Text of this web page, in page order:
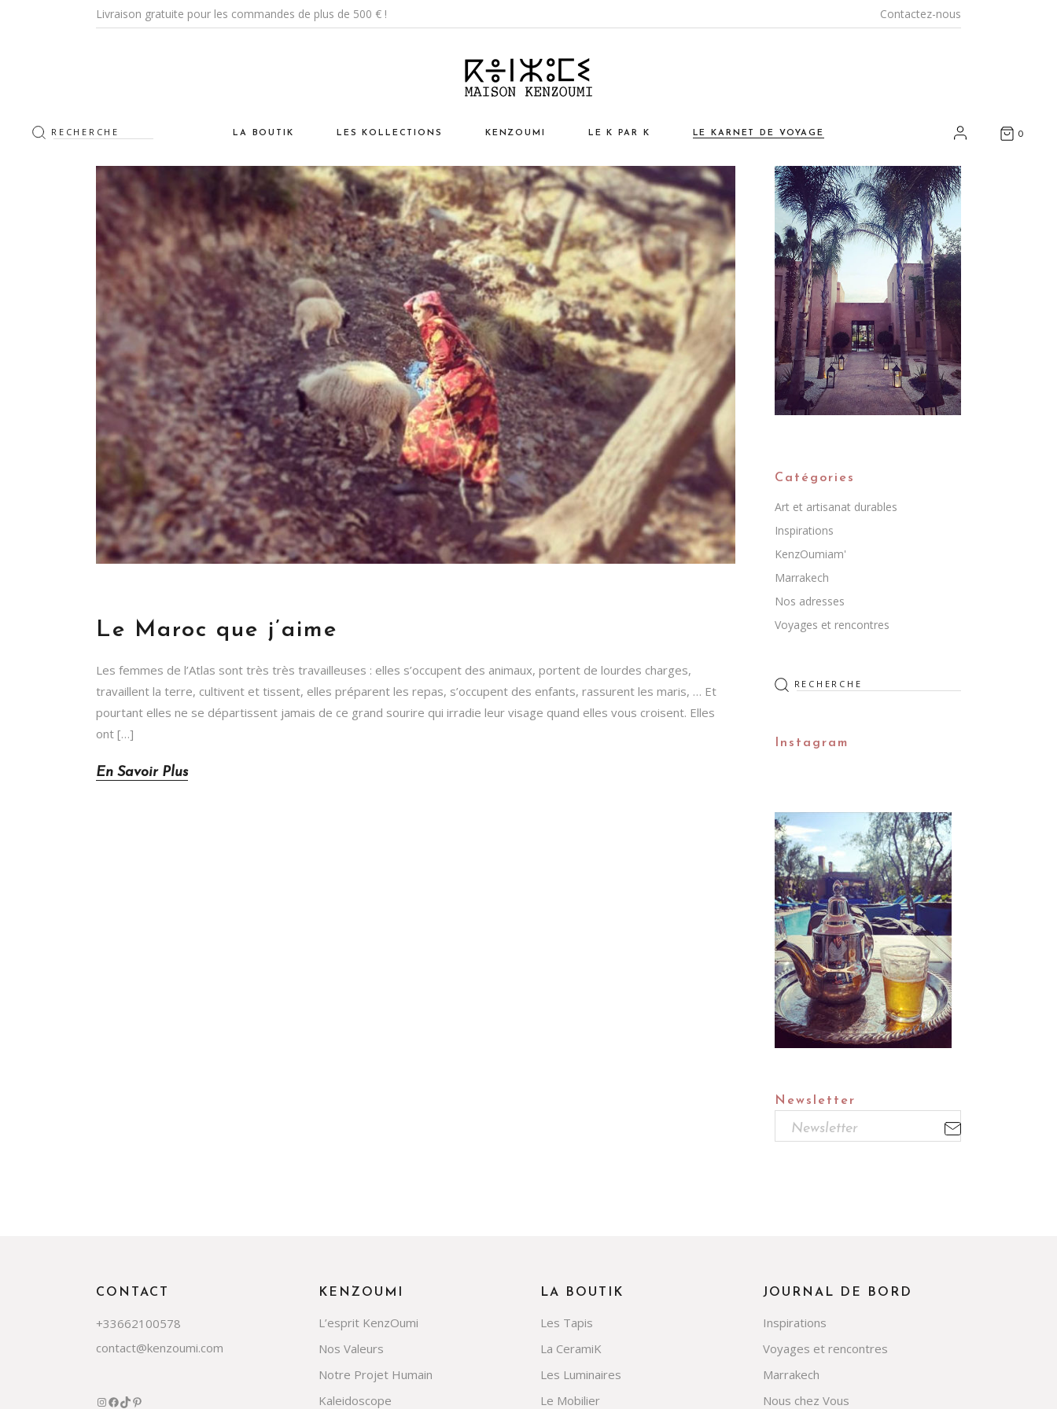
Livraison gratuite pour les commandes de plus de 500 € ! Contactez-nous
Rechercher
: LA BOUTIK
Les Tapis
La CeramiK
Les Luminaires
Le Mobilier
Les Objets DeKo & Accessoires
Les Textiles
LES KOLLECTIONS
Design ChiK
Vintage AntiK
Naturel EthniK
Pop ArtistiK
Création Kenzoumi
KENZOUMI
L’esprit Kenzoumi
Nos Valeurs
Notre Projet Humain
Kaleidoscope
LE K PAR K LE KARNET DE VOYAGE
Inspirations
Voyages et rencontres
Marrakech
Nous chez vous
Art et artisanat durables
Nos adresses
KenzOumiam’
0
Le Maroc que j’aime
Les femmes de l’Atlas sont très très travailleuses : elles s’occupent des animaux, portent de lourdes charges,
travaillent la terre, cultivent et tissent, elles préparent les repas, s’occupent des enfants, rassurent les maris, … Et
pourtant elles ne se départissent jamais de ce grand sourire qui irradie leur visage quand elles vous croisent. Elles
ont […]
En Savoir Plus
Catégories
Art et artisanat durables
Inspirations
KenzOumiam'
Marrakech
Nos adresses
Voyages et rencontres
Rechercher
:
Instagram
Newsletter
CONTACT
+33662100578
contact@kenzoumi.com
KENZOUMI
L’esprit KenzOumi
Nos Valeurs
Notre Projet Humain
Kaleidoscope
LA BOUTIK
Les Tapis
La CeramiK
Les Luminaires
Le Mobilier
JOURNAL DE BORD
Inspirations
Voyages et rencontres
Marrakech
Nous chez Vous